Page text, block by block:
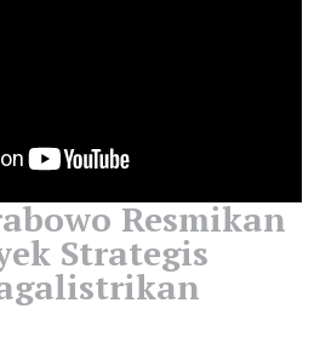
Resmikan
Strategis